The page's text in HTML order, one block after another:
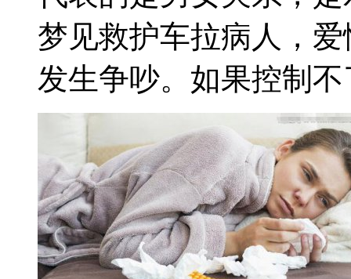
梦见救护车拉病人，
发生争吵。如果控制